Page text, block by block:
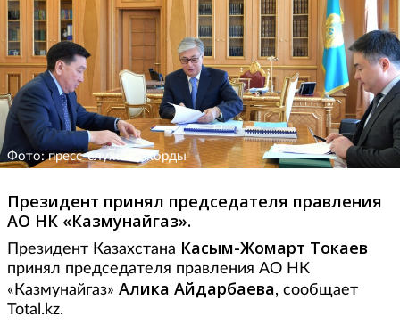
Фото: пресс-служба Акорды
Президент принял председателя правления
АО НК «Казмунайгаз».
Президент Казахстана Касым-Жомарт Токаев
принял председателя правления АО НК
«Казмунайгаз» Алика Айдарбаева, сообщает
Total.kz.